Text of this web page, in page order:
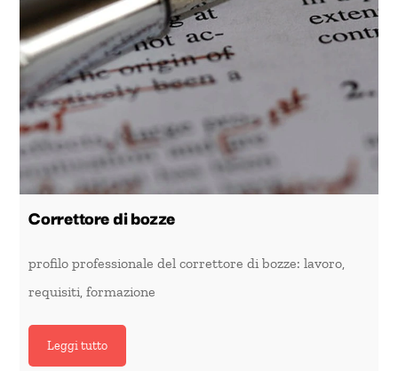
Correttore di bozze
profilo professionale del correttore di bozze: lavoro,
requisiti, formazione
Leggi tutto